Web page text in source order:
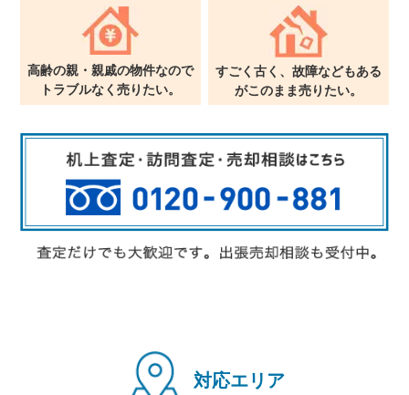
高齢の親・親戚の物件なので
トラブルなく売りたい。
すごく古く、故障などもある
がこのまま売りたい。
対応エリア